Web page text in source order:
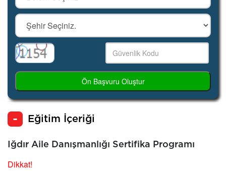
Ön Başvuru Oluştur
Eğitim İçeriği
Iğdır Aile Danışmanlığı Sertifika Programı
Dikkat!